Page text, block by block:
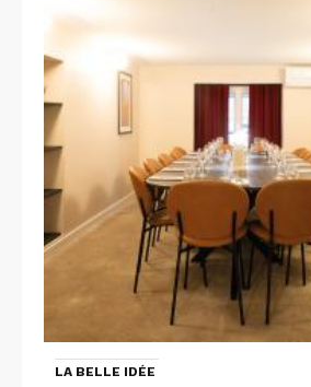
LA BELLE IDÉE